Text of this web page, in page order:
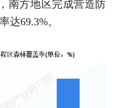
南方地区完成营造防
达69.3%。